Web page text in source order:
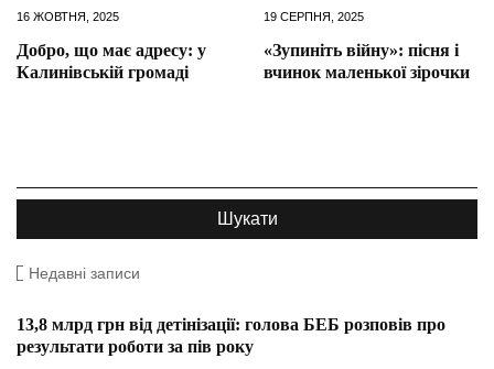
16 ЖОВТНЯ, 2025
Добро, що має адресу: у
Калинівській громаді
19 СЕРПНЯ, 2025
«Зупиніть війну»: пісня і
вчинок маленької зірочки
Недавні записи
13,8 млрд грн від детінізації: голова БЕБ розповів про
результати роботи за пів року